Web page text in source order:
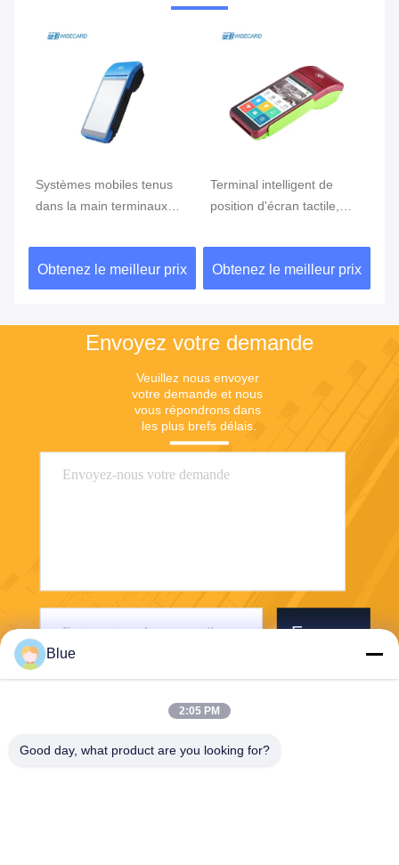
Systèmes mobiles tenus
dans la main terminaux
position du BORD GPRS
5800mAh de position de
NFC de FBI
Obtenez le meilleur prix
Terminal intelligent de
position d'écran tactile,
lecteur d'empreintes
digitales
Obtenez le meilleur prix
Envoyez votre demande
Veuillez nous envoyer
votre demande et nous
vous répondrons dans
les plus brefs délais.
Envoyer
Blue
2:05 PM
Good day, what product are you looking for?